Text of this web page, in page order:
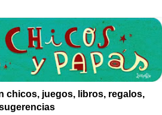
chicos, juegos, libros, regalos,